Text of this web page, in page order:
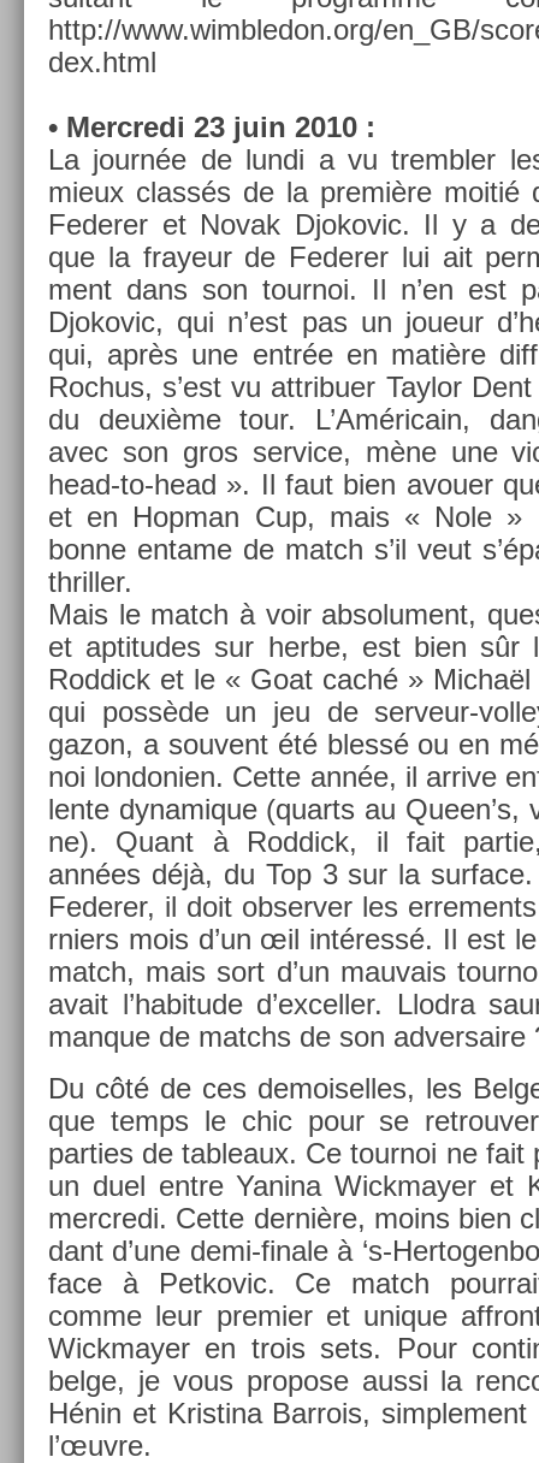
http://www.wimbledon­.org/en_GB/
dex.html
• Mercredi 23 juin 2010 :
La journée de lundi a vu trembl­er
mieux classés de la première moitié
Feder­er et Novak Djokovic. Il y a
que la frayeur de Feder­er lui ait
ment dans son tour­noi. Il n’en est
Djokovic, qui n’est pas un joueur
qui, après une entrée en matière
Roc­hus, s’est vu attribu­er Taylor
du deuxième tour. L’Américain,
avec son gros ser­vice, mène une
head-to-head ». Il faut bien avou­er
et en Hop­man Cup, mais « Nole »
bonne en­tame de match s’il veut
thrill­er.
Mais le match à voir ab­solu­ment,
et ap­titudes sur herbe, est bien sûr
Rod­dick et le « Goat caché »
qui possède un jeu de serveur-
gazon, a souvent été blessé ou en
noi lon­doni­en. Cette année, il ar­rive
lente dynamique (quarts au
ne). Quant à Rod­dick, il fait
années déjà, du Top 3 sur la
Feder­er, il doit ob­serv­er les
rni­ers mois d’un œil intéressé. Il est
match, mais sort d’un mauvais
avait l’habitude d’ex­cell­er. Llod­ra
man­que de matchs de son ad­versaire
Du côté de ces de­moisel­les, les
que temps le chic pour se
part­ies de tab­leaux. Ce tour­noi ne fait
un duel entre Yanina Wickmay­er et
mercredi. Cette dernière, moins bien
dant d’une demi-finale à ‘s-
face à Pet­kovic. Ce match
comme leur pre­mi­er et uni­que
Wickmay­er en trois sets. Pour
belge, je vous pro­pose aussi la
Hénin et Kris­tina Bar­rois,
l’œuvre.